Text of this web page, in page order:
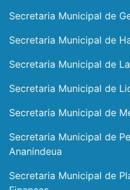
Secretaria Municipal de
Secretaria Municipal de
Secretaria Municipal de
Secretaria Municipal de
Secretaria Municipal de
Secretaria Municipal de
Ananindeua
Secretaria Municipal de